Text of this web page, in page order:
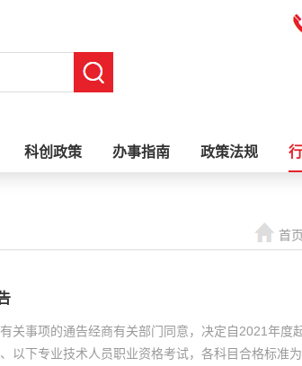
科创政策 办事指南 政策法规
首页
关事项的通告经商有关部门同意，决定自2021年度
以下专业技术人员职业资格考试，各科目合格标准